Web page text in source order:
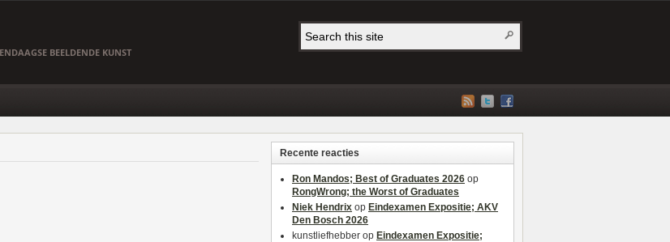
BEELDENDE KUNST
Recente reacties
Ron Mandos; Best of Graduates 2026 op
RongWrong; the Worst of Graduates
Niek Hendrix op Eindexamen Expositie; AKV
Den Bosch 2026
kunstliefhebber op Eindexamen Expositie;